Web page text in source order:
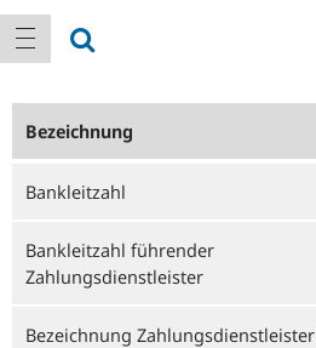
Hauptnavigation
Navigation anzeigen
Bezeichnung
Bankleitzahl
Bankleitzahl führender
Zahlungsdienstleister
Bezeichnung Zahlungsdienstleister